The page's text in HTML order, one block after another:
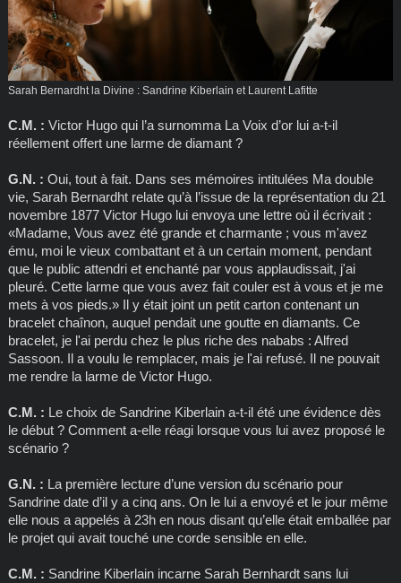
Sarah Bernardht la Divine : Sandrine Kiberlain et Laurent Lafitte
C.M. : Victor Hugo qui l’a surnomma La Voix d’or lui a-t-il
réellement offert une larme de diamant ?
G.N. : Oui, tout à fait. Dans ses mémoires intitulées Ma double
vie, Sarah Bernardht relate qu’à l’issue de la représentation du 21
novembre 1877 Victor Hugo lui envoya une lettre où il écrivait :
«Madame, Vous avez été grande et charmante ; vous m'avez
ému, moi le vieux combattant et à un certain moment, pendant
que le public attendri et enchanté par vous applaudissait, j'ai
pleuré. Cette larme que vous avez fait couler est à vous et je me
mets à vos pieds.» Il y était joint un petit carton contenant un
bracelet chaînon, auquel pendait une goutte en diamants. Ce
bracelet, je l'ai perdu chez le plus riche des nababs : Alfred
Sassoon. Il a voulu le remplacer, mais je l'ai refusé. Il ne pouvait
me rendre la larme de Victor Hugo.
C.M. : Le choix de Sandrine Kiberlain a-t-il été une évidence dès
le début ? Comment a-elle réagi lorsque vous lui avez proposé le
scénario ?
G.N. : La première lecture d’une version du scénario pour
Sandrine date d’il y a cinq ans. On le lui a envoyé et le jour même
elle nous a appelés à 23h en nous disant qu’elle était emballée par
le projet qui avait touché une corde sensible en elle.
C.M. : Sandrine Kiberlain incarne Sarah Bernhardt sans lui